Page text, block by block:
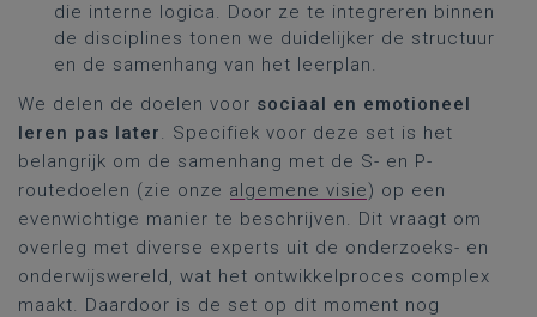
die interne logica. Door ze te integreren binnen
de disciplines tonen we duidelijker de structuur
en de samenhang van het leerplan.
We delen de doelen voor sociaal en emotioneel
leren pas later. Specifiek voor deze set is het
belangrijk om de samenhang met de S- en P-
routedoelen (zie onze algemene visie) op een
evenwichtige manier te beschrijven. Dit vraagt om
overleg met diverse experts uit de onderzoeks- en
onderwijswereld, wat het ontwikkelproces complex
maakt. Daardoor is de set op dit moment nog